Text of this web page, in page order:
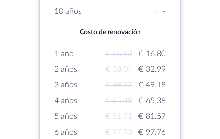
10 años
- -
Costo de renovación
1 año € 16.83
€ 16.80
2 años
€ 33.04
€ 32.99
3 años
€ 49.27
€ 49.18
4 años
€ 65.49
€ 65.38
5 años
€ 81.71
€ 81.57
6 años
€ 97.93
€ 97.76